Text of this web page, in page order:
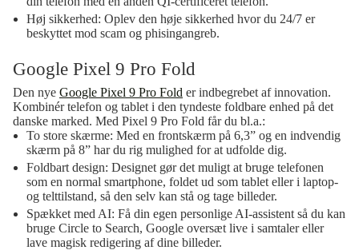
Høj sikkerhed: Oplev den høje sikkerhed hvor du 24/7 er
beskyttet mod scam og phisingangreb.
Google Pixel 9 Pro Fold
Den nye Google Pixel 9 Pro Fold er indbegrebet af innovation.
Kombinér telefon og tablet i den tyndeste foldbare enhed på det
danske marked. Med Pixel 9 Pro Fold får du bl.a.:
To store skærme: Med en frontskærm på 6,3” og en indvendig
skærm på 8” har du rig mulighed for at udfolde dig.
Foldbart design: Designet gør det muligt at bruge telefonen
som en normal smartphone, foldet ud som tablet eller i laptop-
og telttilstand, så den selv kan stå og tage billeder.
Spækket med AI: Få din egen personlige AI-assistent så du kan
bruge Circle to Search, Google oversæt live i samtaler eller
lave magisk redigering af dine billeder.